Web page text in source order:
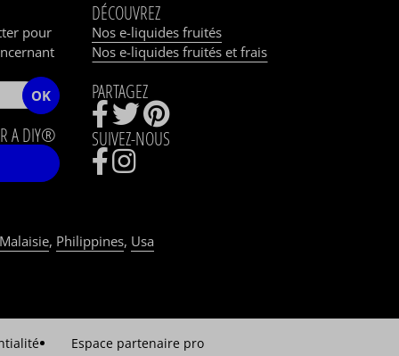
pour
OK
A DIY®
DÉCOUVREZ
Nos e-liquides fruités
Nos e-liquides fruités et frais
PARTAGEZ
SUIVEZ-NOUS
Malaisie, Philippines, Usa
Espace partenaire pro